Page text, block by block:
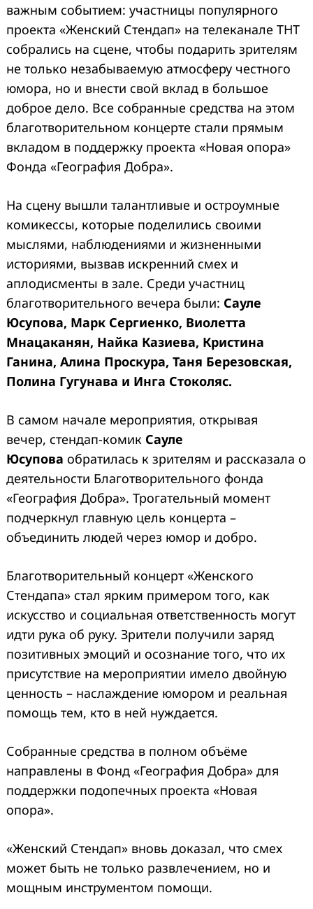
важным событием: участницы популярного
проекта «Женский Стендап» на телеканале ТНТ
собрались на сцене, чтобы подарить зрителям
не только незабываемую атмосферу честного
юмора, но и внести свой вклад в большое
доброе дело. Все собранные средства на этом
благотворительном концерте стали прямым
вкладом в поддержку проекта «Новая опора»
Фонда «География Добра».
На сцену вышли талантливые и остроумные
комикессы, которые поделились своими
мыслями, наблюдениями и жизненными
историями, вызвав искренний смех и
аплодисменты в зале. Среди участниц
благотворительного вечера были: Сауле
Юсупова, Марк Сергиенко, Виолетта
Мнацаканян, Найка Казиева, Кристина
Ганина, Алина Проскура, Таня Березовская,
Полина Гугунава и Инга Стоколяс.
В самом начале мероприятия, открывая
вечер, стендап-комик Сауле
Юсупова обратилась к зрителям и рассказала о
деятельности Благотворительного фонда
«География Добра». Трогательный момент
подчеркнул главную цель концерта –
объединить людей через юмор и добро.
Благотворительный концерт «Женского
Стендапа» стал ярким примером того, как
искусство и социальная ответственность могут
идти рука об руку. Зрители получили заряд
позитивных эмоций и осознание того, что их
присутствие на мероприятии имело двойную
ценность – наслаждение юмором и реальная
помощь тем, кто в ней нуждается.
Собранные средства в полном объёме
направлены в Фонд «География Добра» для
поддержки подопечных проекта «Новая
опора».
«Женский Стендап» вновь доказал, что смех
может быть не только развлечением, но и
мощным инструментом помощи.